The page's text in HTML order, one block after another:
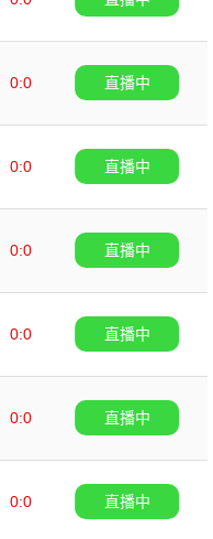
0:0
直播中
0:0
直播中
0:0
直播中
0:0
直播中
0:0
直播中
0:0
直播中